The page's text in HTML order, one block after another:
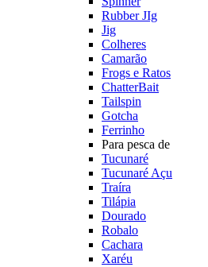
Rubber JIg
Jig
Colheres
Camarão
Frogs e Ratos
ChatterBait
Tailspin
Gotcha
Ferrinho
Para pesca de
Tucunaré
Tucunaré Açu
Traíra
Tilápia
Dourado
Robalo
Cachara
Xaréu